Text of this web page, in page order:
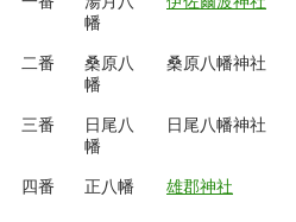
幡
二番
桑原八
幡
桑原八幡神社
三番
日尾八
幡
日尾八幡神社
四番 正八幡 雄郡神社